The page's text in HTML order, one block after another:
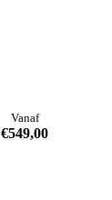
Vanaf
€549,00